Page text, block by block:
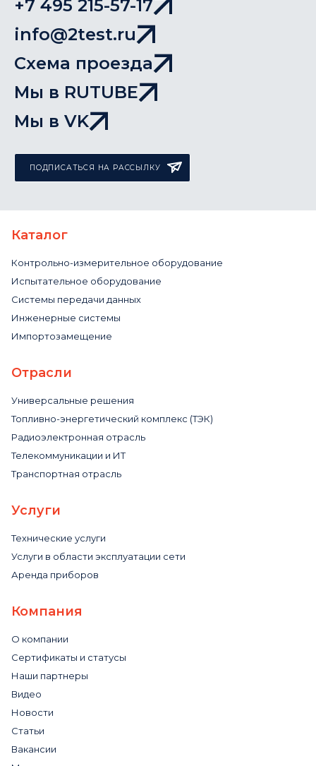
+7 495 215-57-17
info@2test.ru
Схема проезда
Мы в RUTUBE
Мы в VK
ПОДПИСАТЬСЯ НА РАССЫЛКУ
Каталог
Контрольно-измерительное оборудование
Испытательное оборудование
Системы передачи данных
Инженерные системы
Импортозамещение
Отрасли
Универсальные решения
Топливно-энергетический комплекс (ТЭК)
Радиоэлектронная отрасль
Телекоммуникации и ИТ
Транспортная отрасль
Услуги
Технические услуги
Услуги в области эксплуатации сети
Аренда приборов
Компания
О компании
Сертификаты и статусы
Наши партнеры
Видео
Новости
Статьи
Вакансии